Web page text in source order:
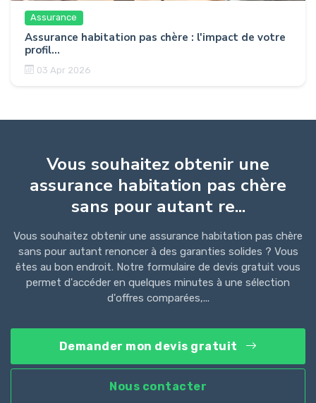
Assurance
Assurance habitation pas chère : l'impact de votre
profil...
03 Apr 2026
Vous souhaitez obtenir une
assurance habitation pas chère
sans pour autant re...
Vous souhaitez obtenir une assurance habitation pas chère
sans pour autant renoncer à des garanties solides ? Vous
êtes au bon endroit. Notre formulaire de devis gratuit vous
permet d'accéder en quelques minutes à une sélection
d'offres comparées,...
Demander mon devis gratuit
Nous contacter